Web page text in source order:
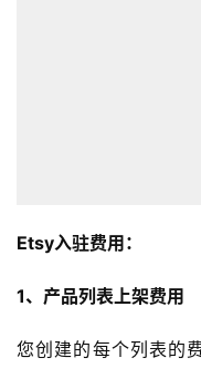
Etsy入驻费用：
1、产品列表上架费用
您创建的每个列表的